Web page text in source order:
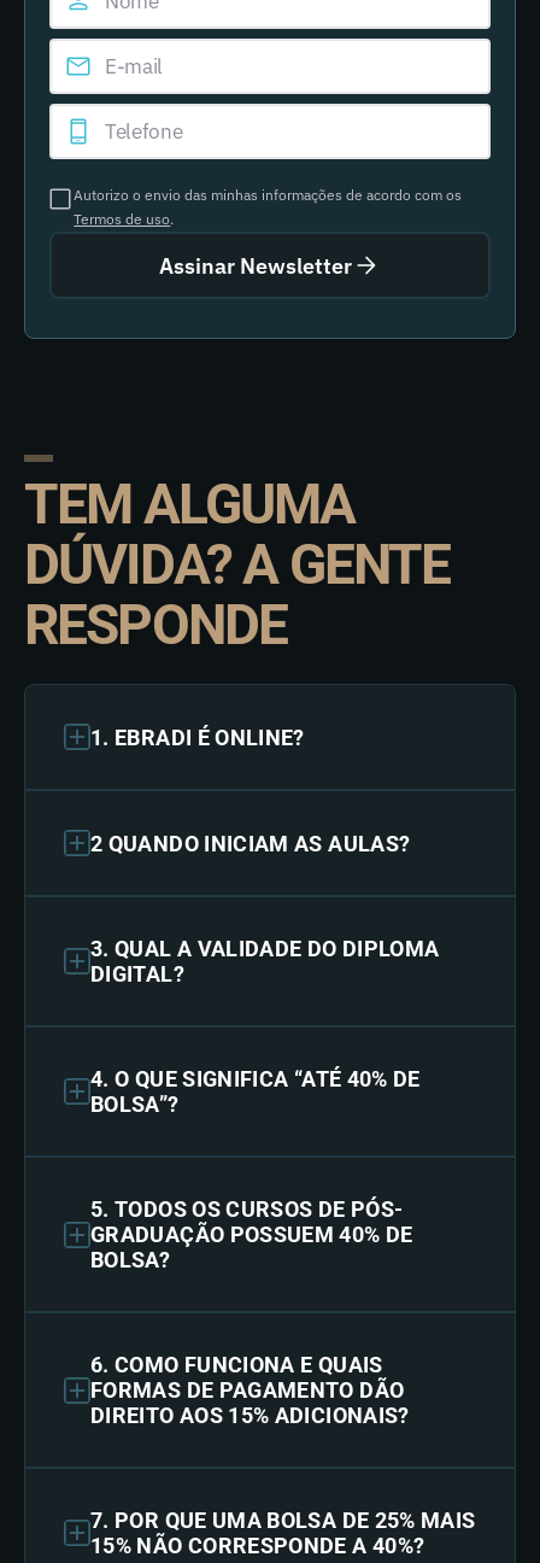
Autorizo o envio das minhas informações de acordo com os
Termos de uso.
Assinar Newsletter
TEM ALGUMA
DÚVIDA? A GENTE
RESPONDE
1. EBRADI É ONLINE?
2 QUANDO INICIAM AS AULAS?
3. QUAL A VALIDADE DO DIPLOMA
DIGITAL?
4. O QUE SIGNIFICA “ATÉ 40% DE
BOLSA”?
5. TODOS OS CURSOS DE PÓS-
GRADUAÇÃO POSSUEM 40% DE
BOLSA?
6. COMO FUNCIONA E QUAIS
FORMAS DE PAGAMENTO DÃO
DIREITO AOS 15% ADICIONAIS?
7. POR QUE UMA BOLSA DE 25% MAIS
15% NÃO CORRESPONDE A 40%?